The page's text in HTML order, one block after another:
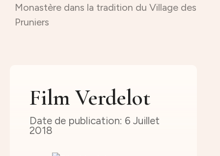
Monastère dans la tradition du Village des
Pruniers
Film Verdelot
6 Juillet
2018